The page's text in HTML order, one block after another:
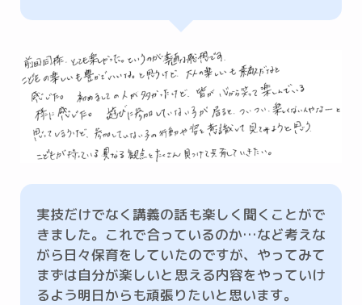
実技だけでなく講義の話も楽しく聞くことがで
きました。これで合っているのか…など考えな
がら日々保育をしていたのですが、やってみて
まずは自分が楽しいと思える内容をやっていけ
るよう明日からも頑張りたいと思います。